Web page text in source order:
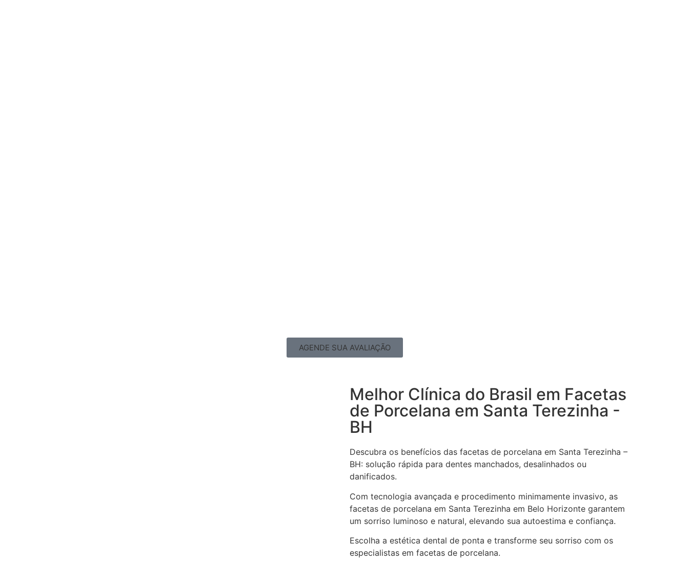
AGENDE SUA AVALIAÇÃO
Melhor Clínica do Brasil em Facetas
de Porcelana em Santa Terezinha -
BH
Descubra os benefícios das facetas de porcelana em Santa Terezinha –
BH: solução rápida para dentes manchados, desalinhados ou
danificados.
Com tecnologia avançada e procedimento minimamente invasivo, as
facetas de porcelana em Santa Terezinha em Belo Horizonte garantem
um sorriso luminoso e natural, elevando sua autoestima e confiança.
Escolha a estética dental de ponta e transforme seu sorriso com os
especialistas em facetas de porcelana.